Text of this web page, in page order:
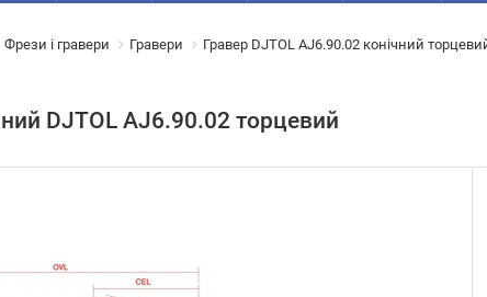
Фрези і гравери Гравери Гравер DJTOL AJ6.90.02 конічний
DJTOL AJ6.90.02 торцевий